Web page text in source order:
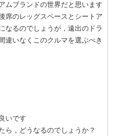
ムブランドの世界だと思います
席のレッグスペースとシートア
なるのでしょうが，遠出のドラ
違いなくこのクルマを選ぶべき
いです
ら，どうなるのでしょうか？